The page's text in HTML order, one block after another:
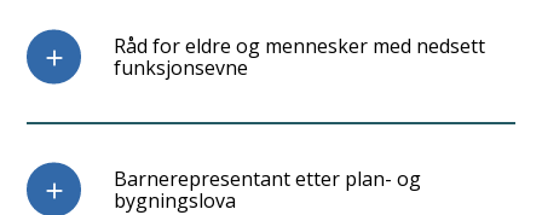
Råd for eldre og mennesker med nedsett
funksjonsevne
Barnerepresentant etter plan- og
bygningslova